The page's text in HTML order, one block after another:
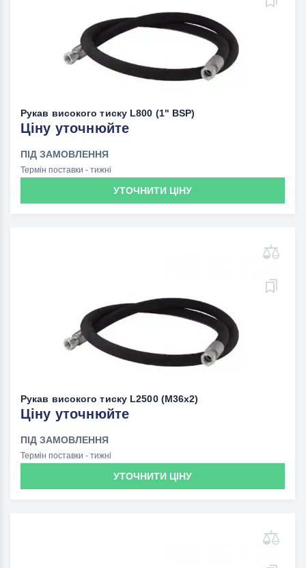
Рукав високого тиску L800 (1" BSP)
Ціну уточнюйте
ПІД ЗАМОВЛЕННЯ
Термін поставки - тижні
УТОЧНИТИ ЦІНУ
Рукав високого тиску L2500 (M36х2)
Ціну уточнюйте
ПІД ЗАМОВЛЕННЯ
Термін поставки - тижні
УТОЧНИТИ ЦІНУ